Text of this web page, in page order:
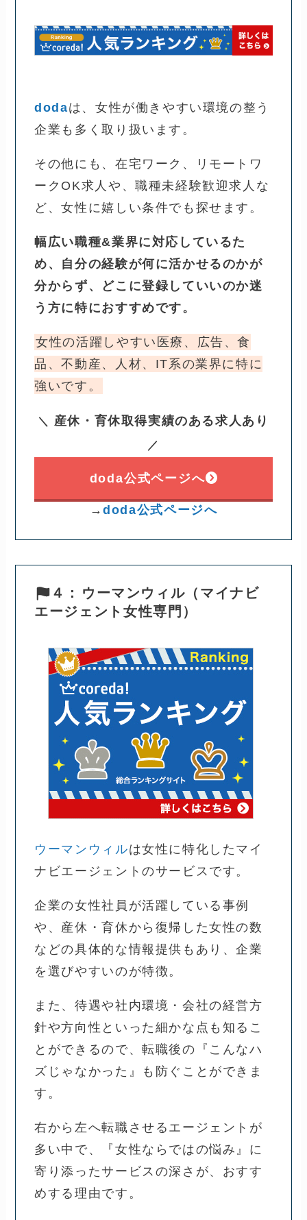
dodaは、女性が働きやすい環境の整う
企業も多く取り扱います。
その他にも、在宅ワーク、リモートワ
ークOK求人や、職種未経験歓迎求人な
ど、女性に嬉しい条件でも探せます。
幅広い職種&業界に対応しているた
め、自分の経験が何に活かせるのかが
分からず、どこに登録していいのか迷
う方に特におすすめです。
女性の活躍しやすい医療、広告、食
品、不動産、人材、IT系の業界に特に
強いです。
＼ 産休・育休取得実績のある求人あり
／
doda公式ページへ
→doda公式ページへ
４：
ウーマンウィル（マイナビ
エージェント女性専門）
ウーマンウィルは女性に特化したマイ
ナビエージェントのサービスです。
企業の女性社員が活躍している事例
や、産休・育休から復帰した女性の数
などの具体的な情報提供もあり、企業
を選びやすいのが特徴。
また、待遇や社内環境・会社の経営方
針や方向性といった細かな点も知るこ
とができるので、転職後の『こんなハ
ズじゃなかった』も防ぐことができま
す。
右から左へ転職させるエージェントが
多い中で、『女性ならではの悩み』に
寄り添ったサービスの深さが、おすす
めする理由です。